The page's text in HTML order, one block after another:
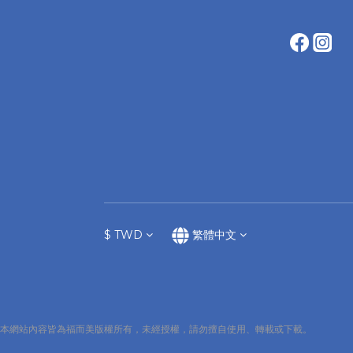
$ TWD 繁體中文
本網站內容皆為福而美版權所有，未經授權，請勿擅自使用、轉載或下載。